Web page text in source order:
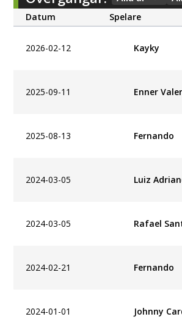
Datum Spelare
2026-02-12 Kayky
2025-09-11 Enner
2025-08-13 Fernando
2024-03-05 Luiz
2024-03-05 Rafael
2024-02-21 Fernando
2024-01-01 Johnny